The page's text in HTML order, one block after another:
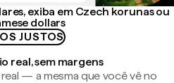
exiba em Czech korunas ou
dollars
JUSTOS
real, sem margens
— a mesma que você vê no